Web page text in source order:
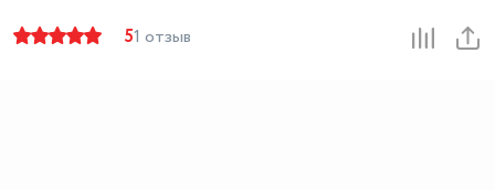
51 отзыв